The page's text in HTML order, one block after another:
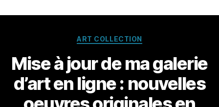
Catégories
ART COLLECTION
Mise à jour de ma galerie
d’art en ligne : nouvelles